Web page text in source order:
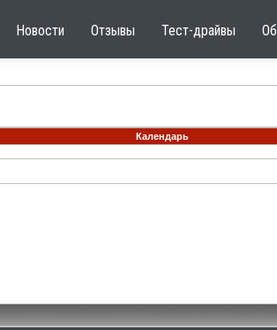
Новости Отзывы Тест-драйвы
Календарь